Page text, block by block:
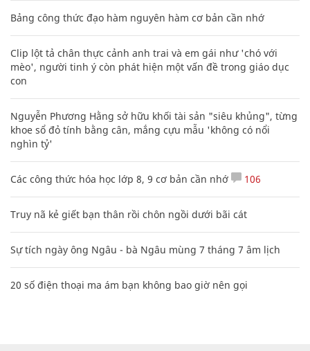
Bảng công thức đạo hàm nguyên hàm cơ bản cần nhớ
Clip lột tả chân thực cảnh anh trai và em gái như 'chó với
mèo', người tinh ý còn phát hiện một vấn đề trong giáo dục
con
Nguyễn Phương Hằng sở hữu khối tài sản "siêu khủng", từng
khoe sổ đỏ tính bằng cân, mắng cựu mẫu 'không có nổi
nghìn tỷ'
Các công thức hóa học lớp 8, 9 cơ bản cần nhớ 106
Truy nã kẻ giết bạn thân rồi chôn ngồi dưới bãi cát
Sự tích ngày ông Ngâu - bà Ngâu mùng 7 tháng 7 âm lịch
20 số điện thoại ma ám bạn không bao giờ nên gọi